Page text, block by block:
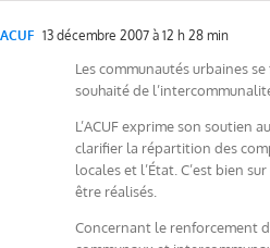
ACUF 13 décembre 2007 à 12 h 28 min
Les communautés urbaines
souhaité de
L’ACUF exprime son soutien
clarifier la répartition des
locales et l’État. C’est bien
être réalisés.
Concernant le renforcement